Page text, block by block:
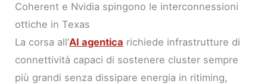
Coherent e Nvidia spingono le interconnessioni
ottiche in Texas
La corsa all’AI agentica richiede infrastrutture di
connettività capaci di sostenere cluster sempre
più grandi senza dissipare energia in ritiming,